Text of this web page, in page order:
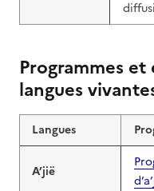
Programmes
langues
Langues
A’jië